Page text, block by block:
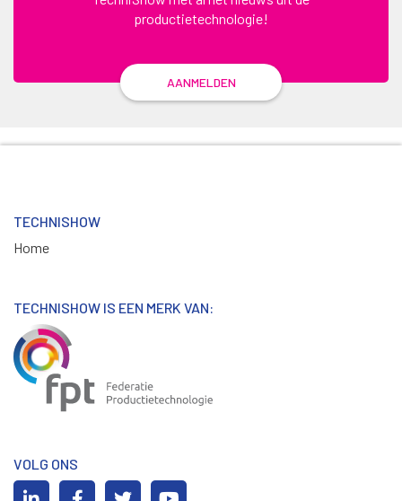
productietechnologie!
AANMELDEN
TECHNISHOW
Home
TECHNISHOW IS EEN MERK VAN:
VOLG ONS